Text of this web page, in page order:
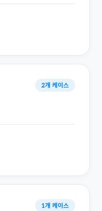
2개 케이스
1개 케이스